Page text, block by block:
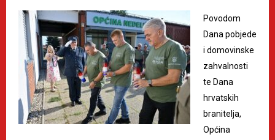
Povodom
Dana pobjede
i domovinske
zahvalnosti
te Dana
hrvatskih
branitelja,
Općina